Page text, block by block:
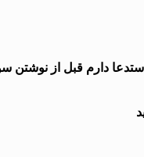
دارم قبل از نوشتن